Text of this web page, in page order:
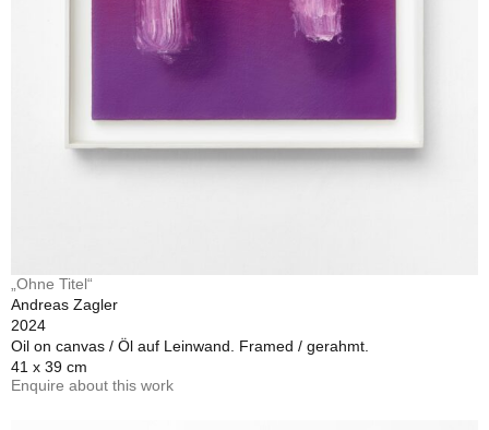
„Ohne Titel“
Andreas Zagler
2024
Oil on canvas / Öl auf Leinwand. Framed / gerahmt.
41 x 39 cm
Enquire about this work